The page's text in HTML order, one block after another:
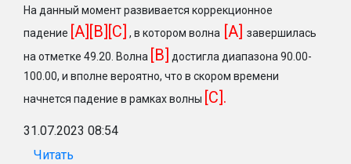
На данный момент развивается коррекционное
падение [A][B][C] , в котором волна [A] завершилась
на отметке 49.20. Волна [B] достигла диапазона 90.00-
100.00, и вполне вероятно, что в скором времени
начнется падение в рамках волны [C].
31.07.2023 08:54
Читать